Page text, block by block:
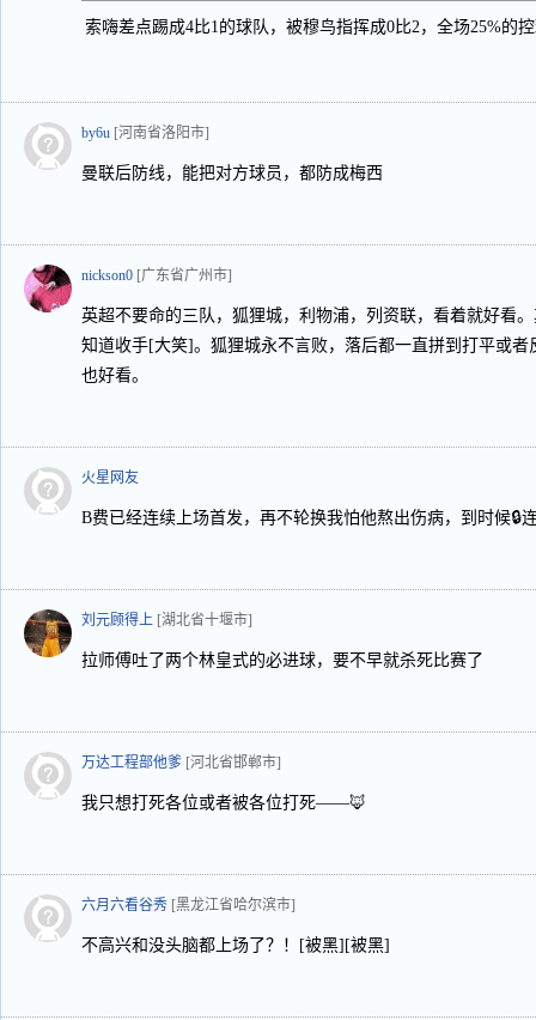
索嗨差点踢成4比1的球队，被穆鸟指挥成0比2，全场25%的
by6u [河南省洛阳市]
曼联后防线，能把对方球员，都防成梅西
nickson0 [广东省广州市]
英超不要命的三队，狐狸城，利物浦，列资联，看着就好看
知道收手[大笑]。狐狸城永不言败，落后都一直拼到打平或
也好看。
火星网友
B费已经连续上场首发，再不轮换我怕他熬出伤病，到时候🔒
刘元顾得上 [湖北省十堰市]
拉师傅吐了两个林皇式的必进球，要不早就杀死比赛了
万达工程部他爹 [河北省邯郸市]
我只想打死各位或者被各位打死——🦊
六月六看谷秀 [黑龙江省哈尔滨市]
不高兴和没头脑都上场了？！[被黑][被黑]